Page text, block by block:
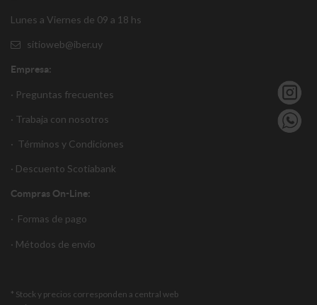
Lunes a Viernes de 09 a 18 hs
sitioweb@iber.uy
Empresa:
· Preguntas frecuentes
· Trabaja con nosotros
· Términos y Condiciones
· Descuento Scotiabank
Compras On-Line:
· Formas de pago
· Métodos de envío
* Stock y precios corresponden a central web